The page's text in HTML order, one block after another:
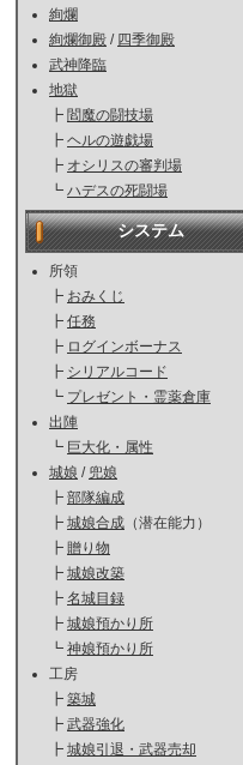
絢爛
絢爛御殿 / 四季御殿
武神降臨
地獄
┣ 閻魔の闘技場
┣ ヘルの遊戯場
┣ オシリスの審判場
┗ ハデスの死闘場
システム
所領
┣ おみくじ
┣ 任務
┣ ログインボーナス
┣ シリアルコード
┗ プレゼント・霊薬倉庫
出陣
┗ 巨大化・属性
城娘 / 兜娘
┣ 部隊編成
┣ 城娘合成 （潜在能力）
┣ 贈り物
┣ 城娘改築
┣ 名城目録
┣ 城娘預かり所
┗ 神娘預かり所
工房
┣ 築城
┣ 武器強化
┣ 城娘引退・武器売却